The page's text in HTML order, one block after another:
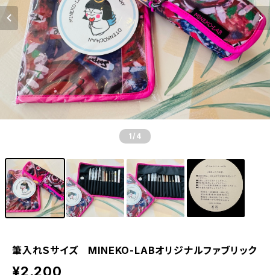
1 /4
筆入れＳサイズ MINEKO-LABオリジナルファブリック
¥2,200